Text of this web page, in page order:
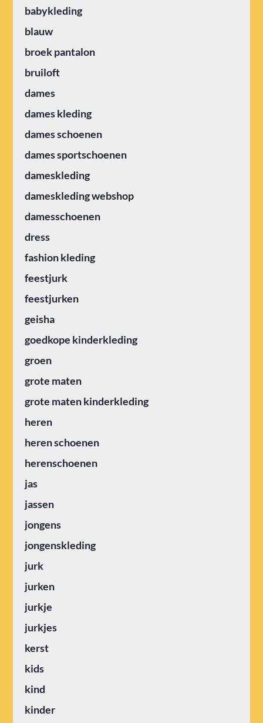
babykleding
blauw
broek pantalon
bruiloft
dames
dames kleding
dames schoenen
dames sportschoenen
dameskleding
dameskleding webshop
damesschoenen
dress
fashion kleding
feestjurk
feestjurken
geisha
goedkope kinderkleding
groen
grote maten
grote maten kinderkleding
heren
heren schoenen
herenschoenen
jas
jassen
jongens
jongenskleding
jurk
jurken
jurkje
jurkjes
kerst
kids
kind
kinder